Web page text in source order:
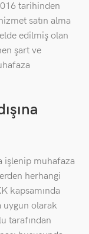
tarihinden
satın alma
edilmiş olan
şart ve
işlenip muhafaza
herhangi
kapsamında
uygun olarak
tarafından